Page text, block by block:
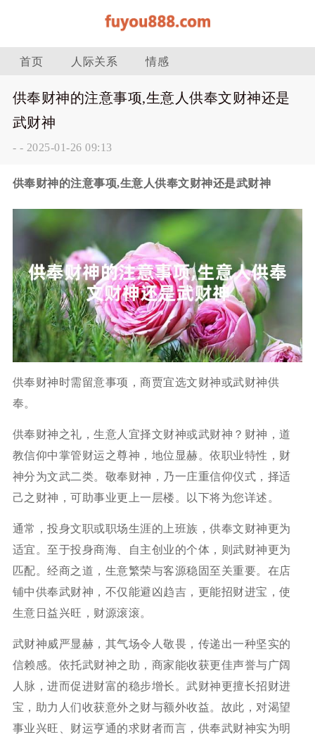
首页 人际关系 情感
供奉财神的注意事项,生意人供奉文财神还是
武财神
- - 2025-01-26 09:13
供奉财神的注意事项,生意人供奉文财神还是武财神
供奉财神时需留意事项，商贾宜选文财神或武财神供
奉。
供奉财神之礼，生意人宜择文财神或武财神？财神，道
教信仰中掌管财运之尊神，地位显赫。依职业特性，财
神分为文武二类。敬奉财神，乃一庄重信仰仪式，择适
己之财神，可助事业更上一层楼。以下将为您详述。
通常，投身文职或职场生涯的上班族，供奉文财神更为
适宜。至于投身商海、自主创业的个体，则武财神更为
匹配。经商之道，生意繁荣与客源稳固至关重要。在店
铺中供奉武财神，不仅能避凶趋吉，更能招财进宝，使
生意日益兴旺，财源滚滚。
武财神威严显赫，其气场令人敬畏，传递出一种坚实的
信赖感。依托武财神之助，商家能收获更佳声誉与广阔
人脉，进而促进财富的稳步增长。武财神更擅长招财进
宝，助力人们收获意外之财与额外收益。故此，对渴望
事业兴旺、财运亨通的求财者而言，供奉武财神实为明